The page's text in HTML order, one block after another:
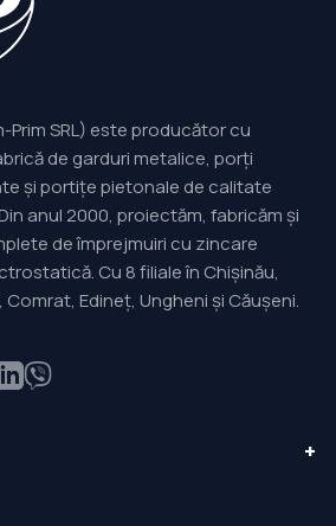
Prim SRL) este producător cu
de garduri metalice, porți
și portițe pietonale de calitate
anul 2000, proiectăm, fabricăm și
de împrejmuiri cu zincare
Cu 8 filiale în Chișinău,
Edineț, Ungheni și Căușeni.
+